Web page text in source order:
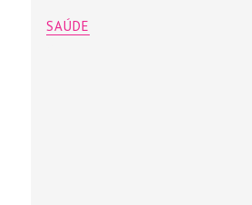
SAÚDE